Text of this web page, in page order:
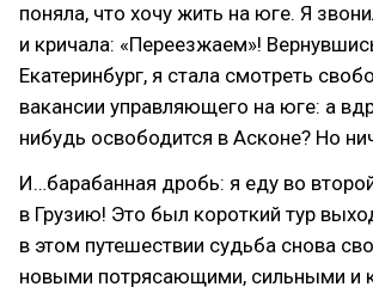
поняла, что хочу жить на юге. Я
и кричала: «Переезжаем»!
Екатеринбург, я стала смотреть
вакансии управляющего на юге: а
нибудь освободится в Асконе? Но
И…барабанная дробь: я еду во
в Грузию! Это был короткий тур
в этом путешествии судьба снова
новыми потрясающими, сильными и